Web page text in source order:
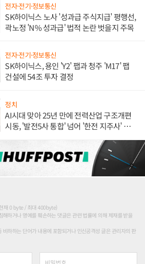
전자·전기·정보통신
SK하이닉스 노사 '성과급 주식지급' 평행선,
곽노정 'N% 성과급' 법적 논란 벗을지 주목
전자·전기·정보통신
SK하이닉스, 용인 'Y2' 팹과 청주 'M17' 팹
건설에 54조 투자 결정
정치
AI시대 맞아 25년 만에 전력산업 구조개편
시동, '발전5사 통합' 넘어 '한전 지주사' 재편
재 0 byte / 최대 400byte)
해하거나 명예를 훼손하는 댓글은 관련 법률에 의해 제재를 받을
비하하는 단어가 내용에 포함되거나 인신공격성 글은 관리자의 판